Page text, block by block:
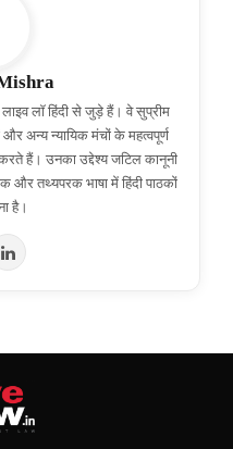
लॉ हिंदी से जुड़े हैं। वे सुप्रीम
और अन्य न्यायिक मंचों के महत्वपूर्ण
हैं। उनका उद्देश्य जटिल कानूनी
और तथ्यपरक भाषा में हिंदी पाठकों
है।